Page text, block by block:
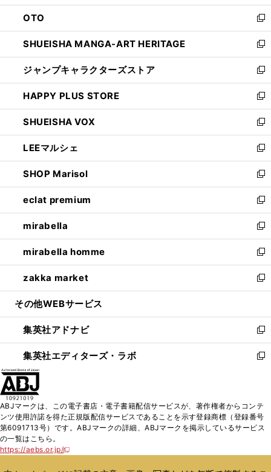
ウ
で
開
く
ン
ド
ウ
で
開
く
OTO
新
し
い
ウ
ィ
ン
ド
ウ
で
開
く
SHUEISHA MANGA-ART HERITAGE
新
し
い
ウ
ィ
ン
ド
ウ
で
開
く
ジャンプキャラクターズストア
新
し
い
ウ
ィ
ン
ド
ウ
で
開
く
HAPPY PLUS STORE
新
し
い
ウ
ィ
ン
ド
ウ
で
開
く
SHUEISHA VOX
新
し
い
ウ
ィ
ン
ド
ウ
で
開
く
LEEマルシェ
新
し
い
ウ
ィ
ン
ド
ウ
で
開
く
SHOP Marisol
新
し
い
ウ
ィ
ン
ド
ウ
で
開
eclat premium
新
し
い
ウ
ィ
ン
ド
ウ
開
く
mirabella
新
し
い
ウ
ィ
ン
ウ
で
開
く
mirabella homme
新
し
い
ウ
ン
ド
ウ
で
zakka market
新
し
ウ
ィ
ン
ド
く
その他WEBサービス
集英社アドナビ
新
し
い
ド
ウ
で
集英社エディターズ・ラボ
新
ィ
ン
ド
ABJマークは、この電子書店・電子書籍配信サービスが、著作権者からコンテ
ンツ使用許諾を得た正規版配信サービスであることを示す登録商標（登録番号
第6091713号）です。ABJマークの詳細、ABJマークを掲示しているサービス
の一覧はこちら。
https://aebs.or.jp/
新